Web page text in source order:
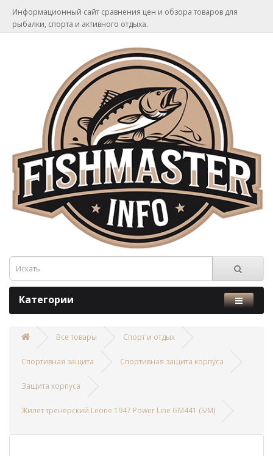
Информационный сайт сравнения цен и обзора товаров для
рыбалки, спорта и активного отдыха.
Категории
Все товары Спорт и отдых
Спортивная защита Спортивная защита корпуса
Защита корпуса
Жилет тренерский Leone 1947 Power Line GM441 (S/M)